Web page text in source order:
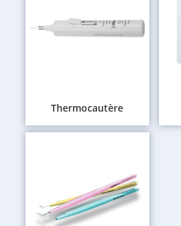
Thermocautère